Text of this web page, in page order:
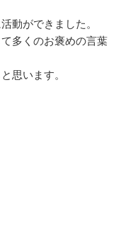
動ができました。
多くのお褒めの言葉
思います。